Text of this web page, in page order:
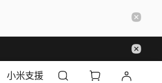
小米支援